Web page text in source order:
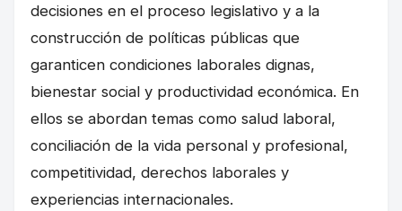
decisiones en el proceso legislativo y a la
construcción de políticas públicas que
garanticen condiciones laborales dignas,
bienestar social y productividad económica. En
ellos se abordan temas como salud laboral,
conciliación de la vida personal y profesional,
competitividad, derechos laborales y
experiencias internacionales.